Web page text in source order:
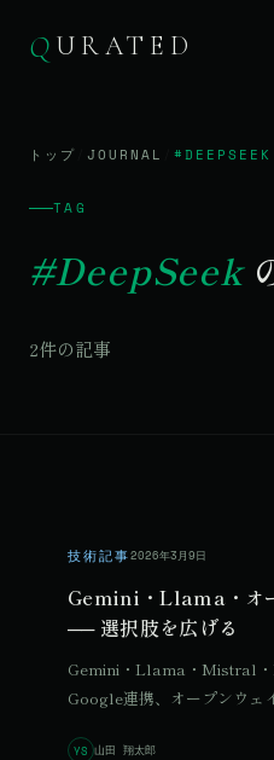
Q URATED
QURATED
トップ JOURNAL #DEEPSEEK
TAG
#DeepSeek
2件の記事
技術記事2026年3月9日
Gemini・Llama・オ
── 選択肢を広げる
Gemini・Llama・Mistral・
Google連携、オープンウェ
YS 山田 翔太郎